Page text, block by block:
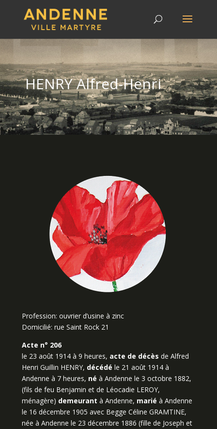
HENRY Alfred-Henri
Profession: ouvrier d’usine à zinc
Domicilié: rue Saint Rock 21
Acte n° 206
le 23 août 1914 à 9 heures, acte de décès de Alfred
Henri Guillin HENRY, décédé le 21 août 1914 à
Andenne à 7 heures, né à Andenne le 3 octobre 1882,
(fils de feu Benjamin et de Léocadie LEROY,
ménagère) demeurant à Andenne, marié à Andenne
le 16 décembre 1905 avec Begge Céline GRAMTINE,
née à Andenne le 23 décembre 1886 (fille de Joseph et